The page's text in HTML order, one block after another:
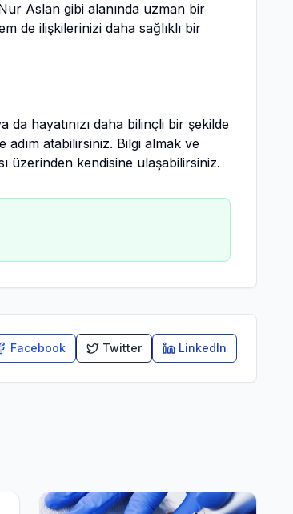
Aslan gibi alanında uzman bir
de ilişkilerinizi daha sağlıklı bir
da hayatınızı daha bilinçli bir şekilde
atabilirsiniz. Bilgi almak ve
üzerinden kendisine ulaşabilirsiniz.
Facebook Twitter LinkedIn